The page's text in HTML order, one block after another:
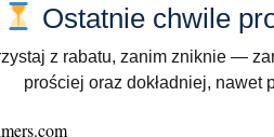
Ostatnie chwile
z rabatu, zanim zniknie —
prościej oraz dokładniej, nawet